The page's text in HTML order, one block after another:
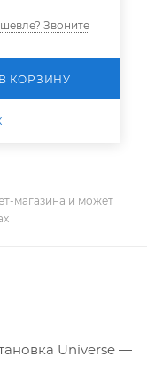
Звоните
В КОРЗИНУ
магазина и может